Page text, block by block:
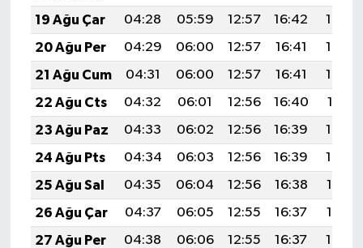
19 Ağu Çar
04:28 05:59 12:57 16:42
19:45
20 Ağu Per
04:29 06:00 12:57 16:41
19:44
21 Ağu Cum
04:31 06:00 12:57 16:41
19:43
22 Ağu Cts
04:32 06:01 12:56 16:40
19:41
23 Ağu Paz
04:33 06:02 12:56 16:39
19:40
24 Ağu Pts
04:34 06:03 12:56 16:39
19:39
25 Ağu Sal
04:35 06:04 12:56 16:38
19:37
26 Ağu Çar
04:37 06:05 12:55 16:37
19:36
27 Ağu Per
04:38 06:06 12:55 16:37
19:34
Türkiye
Video Galeri
Yaşam
Yemek Tarifleri